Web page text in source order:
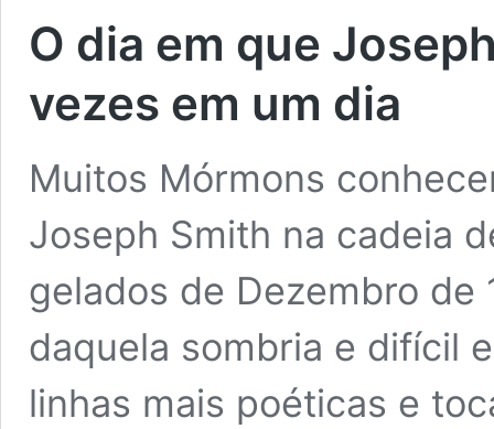
O dia em que
vezes em um dia
Muitos Mórmons
Joseph Smith na cadeia
gelados de Dezembro de
daquela sombria e difícil
linhas mais poéticas e